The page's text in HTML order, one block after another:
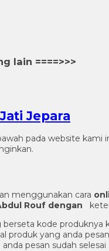
lain ====>>>
Jepara
pada website
menggunakan cara
Rouf dengan
kode produknya
produk yang anda
pesan sudah